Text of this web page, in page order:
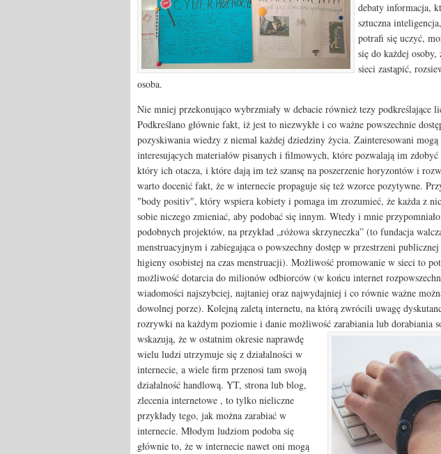
debaty informacja,
sztuczna
potrafi się uczyć,
się do każdej
sieci zastąpić,
osoba.
Nie mniej przekonująco wybrzmiały w debacie również tezy podkreślające
Podkreślano głównie fakt, iż jest to niezwykłe i co ważne powszechnie
pozyskiwania wiedzy z niemal każdej dziedziny życia. Zainteresowani mogą
interesujących materiałów pisanych i filmowych, które pozwalają im zdobyć
który ich otacza, i które dają im też szansę na poszerzenie horyzontów i
warto docenić fakt, że w internecie propaguje się też wzorce pozytywne.
"body positiv", który wspiera kobiety i pomaga im zrozumieć, że każda z
sobie niczego zmieniać, aby podobać się innym. Wtedy i mnie
podobnych projektów, na przykład „różowa skrzyneczka” (to fundacja
menstruacyjnym i zabiegająca o powszechny dostęp w przestrzeni
higieny osobistej na czas menstruacji). Możliwość promowanie w sieci to
możliwość dotarcia do milionów odbiorców (w końcu internet
wiadomości najszybciej, najtaniej oraz najwydajniej i co równie ważne
dowolnej porze). Kolejną zaletą internetu, na którą zwrócili uwagę
rozrywki na każdym poziomie i danie możliwość zarabiania lub dorabiania
wskazują, że w ostatnim okresie naprawdę
wielu ludzi utrzymuje się z działalności w
internecie, a wiele firm przenosi tam swoją
działalność handlową. YT, strona lub blog,
zlecenia internetowe , to tylko nieliczne
przykłady tego, jak można zarabiać w
internecie. Młodym ludziom podoba się
głównie to, że w internecie nawet oni mogą